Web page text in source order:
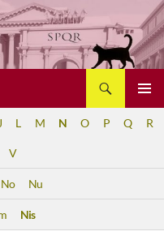
J L M N O P Q R
V
No Nu
Nis